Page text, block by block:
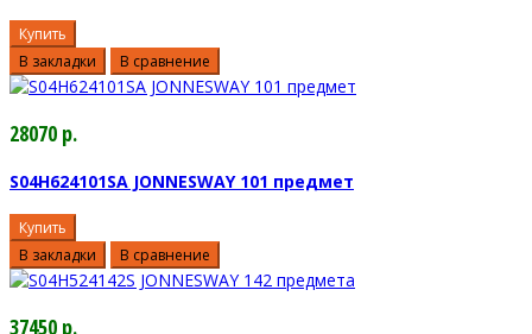
Купить
В закладки
В сравнение
28070 р.
S04H624101SA JONNESWAY 101 предмет
Купить
В закладки
В сравнение
37450 р.